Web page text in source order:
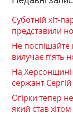
Суботній хіт-
представили
Не поспішайте
вилучає п’ять
На Херсонщині
сержант
Огірки тепер
який став